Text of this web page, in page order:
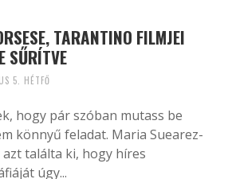
TARANTINO FILMJEI
SŰRÍTVE
5. HÉTFŐ
hogy pár szóban mutass be
könnyű feladat. Maria Suearez-
találta ki, hogy híres
úgy...